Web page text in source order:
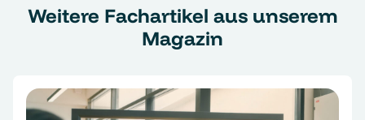
Weitere Fachartikel aus unserem
Magazin